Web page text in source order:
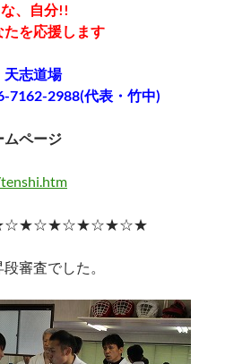
、自分!!
を応援します
志道場
2988(代表・竹中)
ページ
審査でした。